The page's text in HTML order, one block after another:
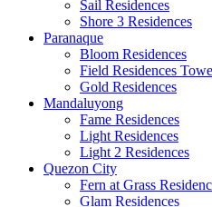
Sail Residences
Shore 3 Residences
Paranaque
Bloom Residences
Field Residences
Gold Residences
Mandaluyong
Fame Residences
Light Residences
Light 2 Residences
Quezon City
Fern at Grass
Glam Residences